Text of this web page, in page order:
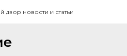
двор новости и статьи